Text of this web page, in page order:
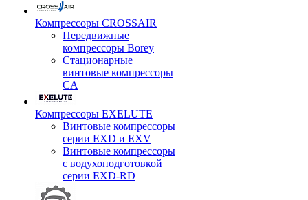
Компрессоры CROSSAIR
Передвижные
компрессоры Borey
Стационарные
винтовые компрессоры
CA
Компрессоры EXELUTE
Винтовые компрессоры
серии EXD и EXV
Винтовые компрессоры
с водухоподготовкой
серии EXD-RD